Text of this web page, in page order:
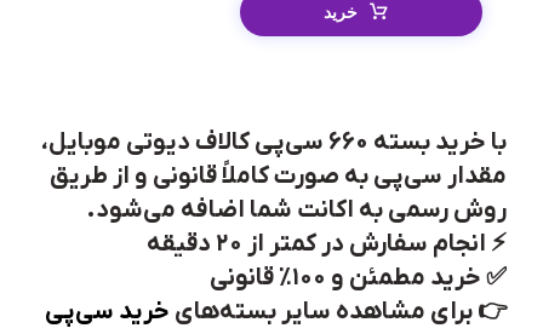
خرید
با خرید بسته 660 سی‌پی کالاف دیوتی موبایل،
مقدار سی‌پی به صورت کاملاً قانونی و از طریق
روش رسمی به اکانت شما اضافه می‌شود.
⚡ انجام سفارش در کمتر از ۲۰ دقیقه
✅ خرید مطمئن و ۱۰۰٪ قانونی
👉 برای مشاهده سایر بسته‌های خرید سی‌پی